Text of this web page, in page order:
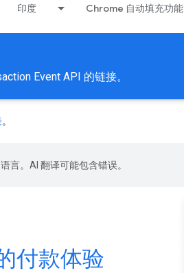
印度 Chrome 自动填充功能
Event API 的链接。
。
言。AI 翻译可能包含错误。
付款体验